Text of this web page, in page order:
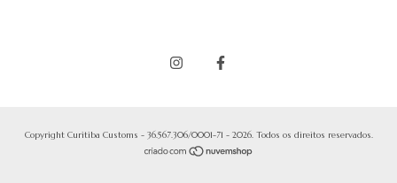
Copyright Curitiba Customs - 36.567.306/0001-71 - 2026. Todos os direitos reservados.